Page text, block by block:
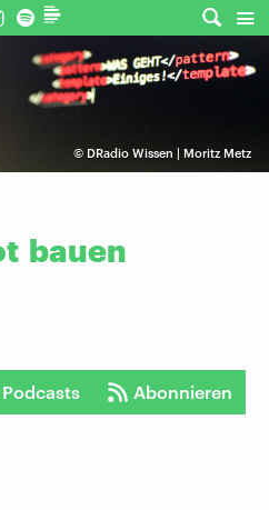
© DRadio Wissen | Moritz Metz
bauen
Abonnieren